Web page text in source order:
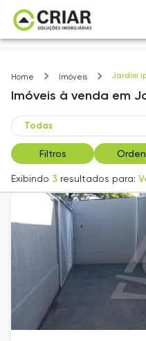
Home Imóveis Jardim
Imóveis à venda em
Filtros
Exibindo 3 resultados para: